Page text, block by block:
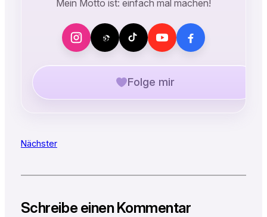
Mein Motto ist: einfach mal machen!
Folge mir
Nächster
Schreibe einen Kommentar